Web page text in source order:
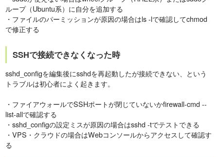
ループ（Ubuntu系）に自分を追加する
・ファイルのパーミッションが原因の場合はls -lで確認してchmod
で修正する
SSHで接続できなくなった時
sshd_configを編集後にsshdを再起動したが接続できない、という
トラブルは初心者によく起きます。
・ファイアウォールでSSHポートが閉じていないかfirewall-cmd --
list-allで確認する
・sshd_configの設定ミスが原因の場合はsshd -tでテストできる
・VPS・クラウドの場合はWebコンソールからアクセスして確認す
る